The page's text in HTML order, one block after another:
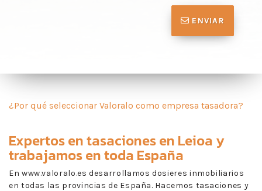
ENVIAR
¿Por qué seleccionar Valoralo como empresa tasadora?
Expertos entasaciones en Leioa y
trabajamos en toda España
En www.valoralo.es desarrollamos dosieres inmobiliarios
en todas las provincias de España. Hacemos tasaciones y